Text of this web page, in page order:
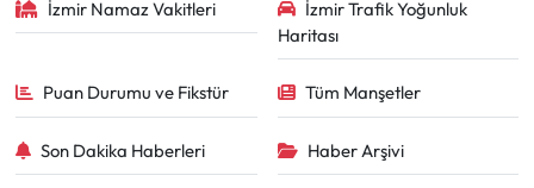
İzmir Namaz Vakitleri
İzmir Trafik Yoğunluk
Haritası
Puan Durumu ve Fikstür Tüm Manşetler
Son Dakika Haberleri Haber Arşivi